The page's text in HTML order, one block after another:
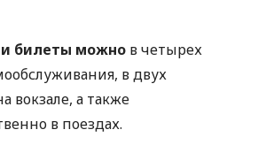
билеты можно в четырех
в двух
вокзале, а также
в поездах.